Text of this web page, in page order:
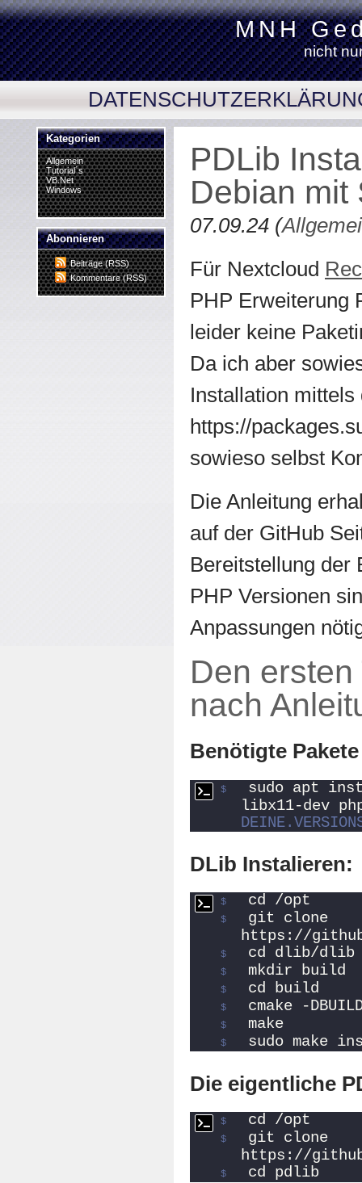
MNH
nicht
Kategorien
Allgemein
Tutorial´s
VB.Net
Windows
Abonnieren
Beiträge (RSS)
Kommentare (RSS)
PDLib
Debian mit
07.09.24 (
Für Nextcloud
PHP Erweiterung
leider keine
Da ich aber
Installation
https://
sowieso selbst
Die Anleitung
auf der GitHub
Bereitstellung der
PHP Versionen
Anpassungen
Den
nach
Benötigte
sudo apt
libx11-dev
DLib Instalieren:
cd /opt
git clone
https://
cd dlib/dlib
mkdir build
cd build
cmake -
make
sudo make
Die eigentliche
cd /opt
git clone
https://
cd pdlib